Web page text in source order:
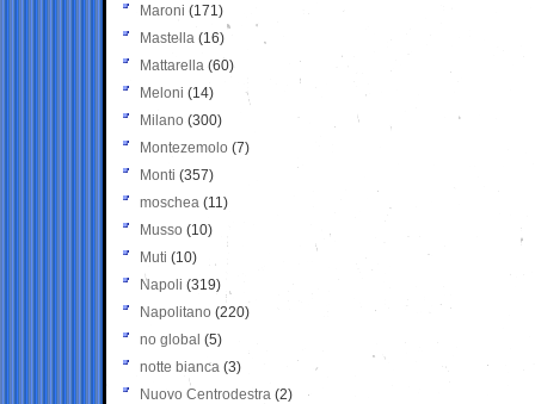
Maroni (171)
Mastella (16)
Mattarella (60)
Meloni (14)
Milano (300)
Montezemolo (7)
Monti (357)
moschea (11)
Musso (10)
Muti (10)
Napoli (319)
Napolitano (220)
no global (5)
notte bianca (3)
Nuovo Centrodestra (2)